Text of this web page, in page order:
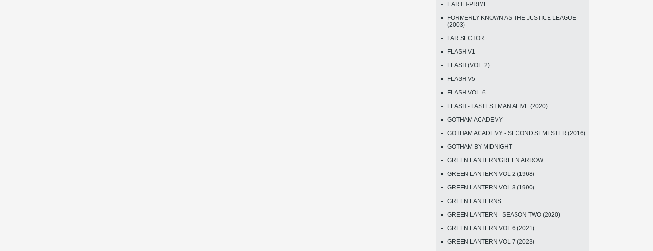
EARTH-PRIME
FORMERLY KNOWN AS THE JUSTICE LEAGUE
(2003)
FAR SECTOR
FLASH V1
FLASH (VOL. 2)
FLASH V5
FLASH VOL. 6
FLASH - FASTEST MAN ALIVE (2020)
GOTHAM ACADEMY
GOTHAM ACADEMY - SECOND SEMESTER (2016)
GOTHAM BY MIDNIGHT
GREEN LANTERN/GREEN ARROW
GREEN LANTERN VOL 2 (1968)
GREEN LANTERN VOL 3 (1990)
GREEN LANTERNS
GREEN LANTERN - SEASON TWO (2020)
GREEN LANTERN VOL 6 (2021)
GREEN LANTERN VOL 7 (2023)